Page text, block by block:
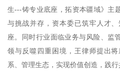
生---铸专业底座，拓资本疆域》主
与挑战并存，资本委已筑牢人才
座。同时行业面临业务与风险、监
领与反噬四重困境，王律师提出
系、管理生态，实现价值创造，践行